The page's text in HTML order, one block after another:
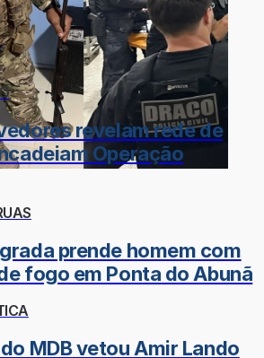
revelam rede de
Operação
prende homem com
fogo em Ponta do Abunã
MDB vetou Amir Lando